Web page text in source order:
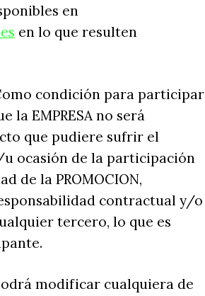
en
en lo que resulten
condición para participar
la EMPRESA no será
que pudiere sufrir el
ocasión de la participación
de la PROMOCION,
contractual y/o
tercero, lo que es
modificar cualquiera de